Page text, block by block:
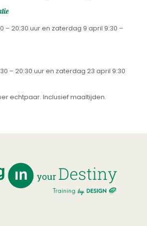
– 20:30 uur en zaterdag 9 april 9:30 –
– 20:30 uur en zaterdag 23 april 9:30
echtpaar. Inclusief maaltijden.